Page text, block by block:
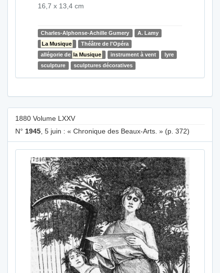
16,7 x 13,4 cm
Charles-Alphonse-Achille Gumery
A. Lamy
La Musique
Théâtre de l'Opéra
allégorie de la Musique instrument à vent
lyre
sculpture
sculptures décoratives
1880 Volume LXXV
N° 1945 , 5 juin : « Chronique des Beaux-Arts. » (p. 372)